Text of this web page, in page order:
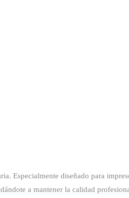
Especialmente diseñado para
a mantener la calidad